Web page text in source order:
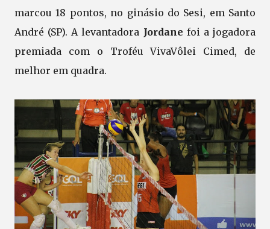
marcou 18 pontos, no ginásio do Sesi, em Santo
André (SP). A levantadora Jordane foi a jogadora
premiada com o Troféu VivaVôlei Cimed, de
melhor em quadra.